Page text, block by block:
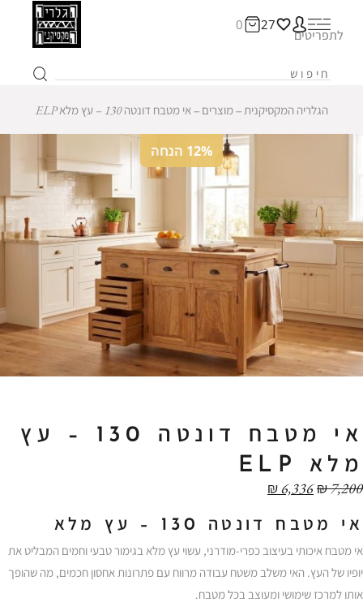
27
0
לתפריטים
הגלריה המקסיקנית ‒מוצרים ‒ אי מטבח דונטה 130 – עץ מלא ELP
12% הנחה
אי מטבח דונטה 130 – עץ
מלא ELP
₪7,200
₪6,336
אי מטבח דונטה 130 – עץ מלא
אי מטבח איכותי בעיצוב כפרי-מודרני, עשוי עץ מלא בגימור טבעי וחמים המבליט את
יופיו של העץ. האי משלב משטח עבודה מרווח עם פתרונות אחסון חכמים, מה שהופך
אותו למרכז שימושי ומעוצב בכל מטבח.